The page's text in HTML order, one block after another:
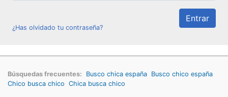
¿Has olvidado tu contraseña?
Búsquedas frecuentes: Busco chica españa Busco chico españa
Chico busca chico Chica busca chico